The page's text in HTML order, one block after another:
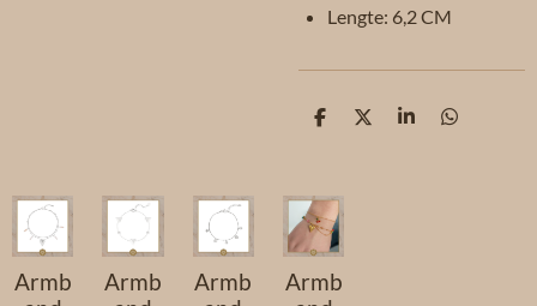
Lengte: 6,2 CM
D
n
D
S
D
Armb
Armb
Armb
Armb